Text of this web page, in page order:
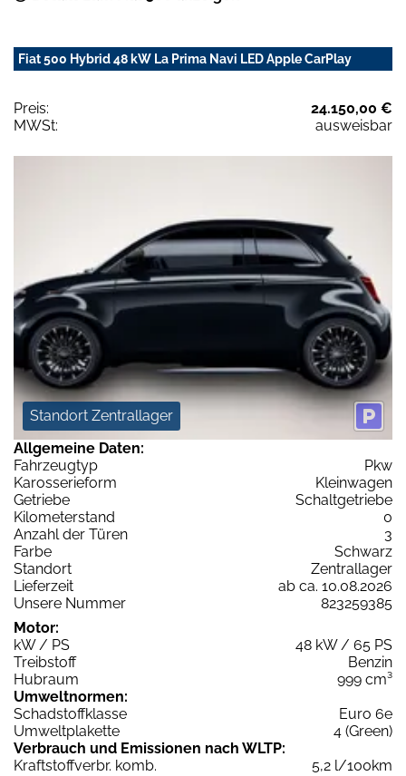
Fiat 500 Hybrid 48 kW La Prima Navi LED Apple CarPlay
Preis:
24.150,00 €
MWSt:
ausweisbar
Standort Zentrallager
Allgemeine Daten:
Fahrzeugtyp
Pkw
Karosserieform
Kleinwagen
Getriebe
Schaltgetriebe
Kilometerstand
0
Anzahl der Türen
3
Farbe
Schwarz
Standort
Zentrallager
Lieferzeit
ab ca. 10.08.2026
Unsere Nummer
823259385
Motor:
kW / PS
48 kW / 65 PS
Treibstoff
Benzin
Hubraum
999 cm³
Umweltnormen:
Schadstoffklasse
Euro 6e
Umweltplakette
4 (Green)
Verbrauch und Emissionen nach WLTP:
Kraftstoffverbr. komb.
5,2 l/100km